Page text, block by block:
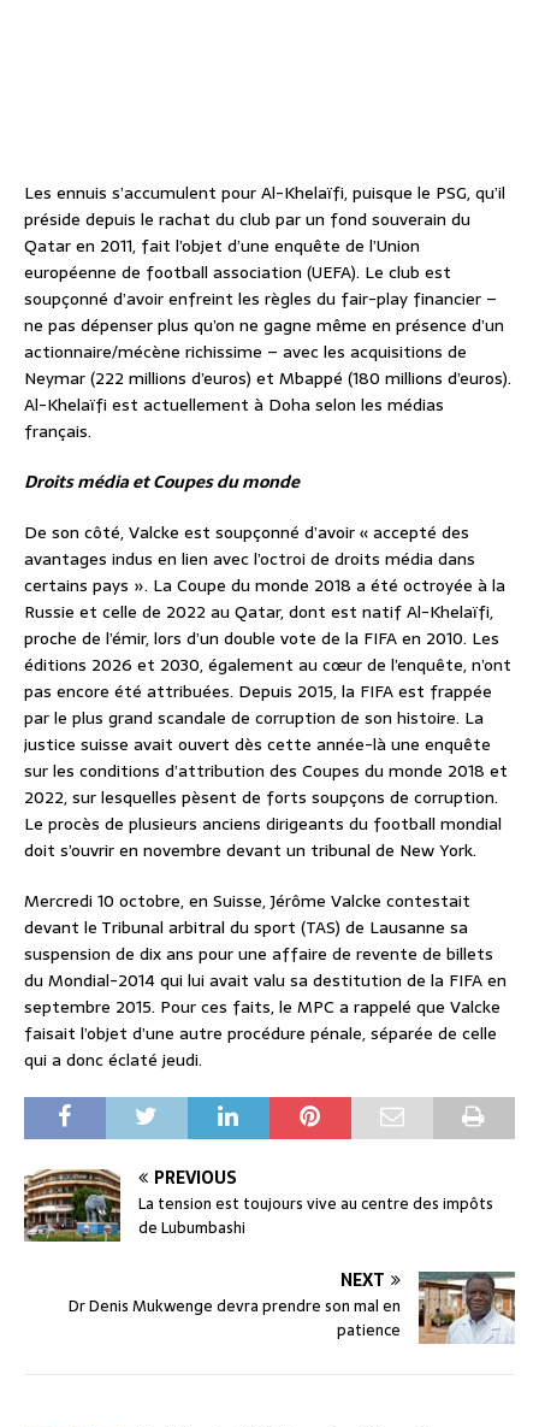
Les ennuis s’accumulent pour Al-Khelaïfi, puisque le PSG, qu’il
préside depuis le rachat du club par un fond souverain du
Qatar en 2011, fait l’objet d’une enquête de l’Union
européenne de football association (UEFA). Le club est
soupçonné d’avoir enfreint les règles du fair-play financier –
ne pas dépenser plus qu’on ne gagne même en présence d’un
actionnaire/mécène richissime – avec les acquisitions de
Neymar (222 millions d’euros) et Mbappé (180 millions d’euros).
Al-Khelaïfi est actuellement à Doha selon les médias
français.
Droits média et Coupes du monde
De son côté, Valcke est soupçonné d’avoir « accepté des
avantages indus en lien avec l’octroi de droits média dans
certains pays ». La Coupe du monde 2018 a été octroyée à la
Russie et celle de 2022 au Qatar, dont est natif Al-Khelaïfi,
proche de l’émir, lors d’un double vote de la FIFA en 2010. Les
éditions 2026 et 2030, également au cœur de l’enquête, n’ont
pas encore été attribuées. Depuis 2015, la FIFA est frappée
par le plus grand scandale de corruption de son histoire. La
justice suisse avait ouvert dès cette année-là une enquête
sur les conditions d’attribution des Coupes du monde 2018 et
2022, sur lesquelles pèsent de forts soupçons de corruption.
Le procès de plusieurs anciens dirigeants du football mondial
doit s’ouvrir en novembre devant un tribunal de New York.
Mercredi 10 octobre, en Suisse, Jérôme Valcke contestait
devant le Tribunal arbitral du sport (TAS) de Lausanne sa
suspension de dix ans pour une affaire de revente de billets
du Mondial-2014 qui lui avait valu sa destitution de la FIFA en
septembre 2015. Pour ces faits, le MPC a rappelé que Valcke
faisait l’objet d’une autre procédure pénale, séparée de celle
qui a donc éclaté jeudi.
PREVIOUS
La tension est toujours vive au centre des impôts
de Lubumbashi
NEXT
Dr Denis Mukwenge devra prendre son mal en
patience